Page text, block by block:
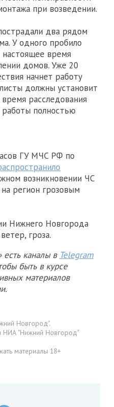
при возведении.
два рядом
У одного пробило
время
домов. Уже 20
начнет работу
должны установит
расследования
полностью
ГУ МЧС РФ по
возникновении ЧС
регион грозовым
Нижнего Новгорода
гроза.
каналы в Telegram
быть в курсе
материалов
Новгород".
НИА "Нижний Новгород"
материалы 18+